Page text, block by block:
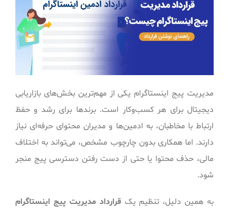
مدیریت پیج اینستاگرام یکی از مهم‌ترین بخش‌های بازاریابی
دیجیتال برای هر کسب‌وکار است. برندها برای رشد و حفظ
ارتباط با مخاطبان، به ادمین‌ها و مدیران محتوای حرفه‌ای نیاز
دارند. اما همکاری بدون چارچوب مشخص، می‌تواند به اختلاف
مالی، حذف محتوا یا حتی از دست رفتن دسترسی پیج منجر
شود.
به همین دلیل، تنظیم یکقرارداد مدیریت پیج اینستاگرام